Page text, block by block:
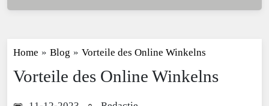
Home » Blog » Vorteile des Online Winkelns
Vorteile des Online Winkelns